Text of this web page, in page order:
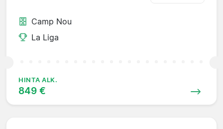
Camp Nou
La Liga
HINTA ALK.
849 €